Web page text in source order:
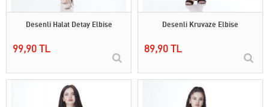
Desenli Halat Detay Elbise
99,90 TL
Desenli Kruvaze Elbise
89,90 TL